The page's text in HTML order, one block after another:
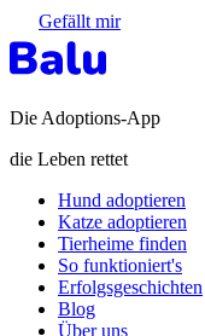
Gefällt mir
Die Adoptions-App
die Leben rettet
Hund adoptieren
Katze adoptieren
Tierheime finden
So funktioniert's
Erfolgsgeschichten
Blog
Über uns